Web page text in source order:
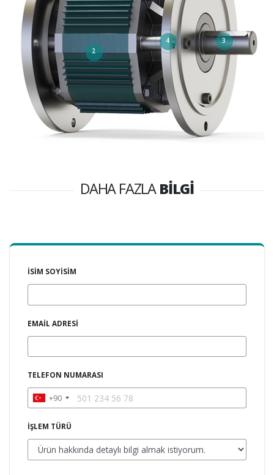
2
3
4
DAHA FAZLABİLGİ
İSİM SOYİSİM
EMAİL ADRESİ
TELEFON NUMARASI
+90
İŞLEM TÜRÜ